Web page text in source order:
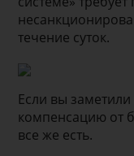
течение суток.
Если вы
компенсацию от
все же есть.